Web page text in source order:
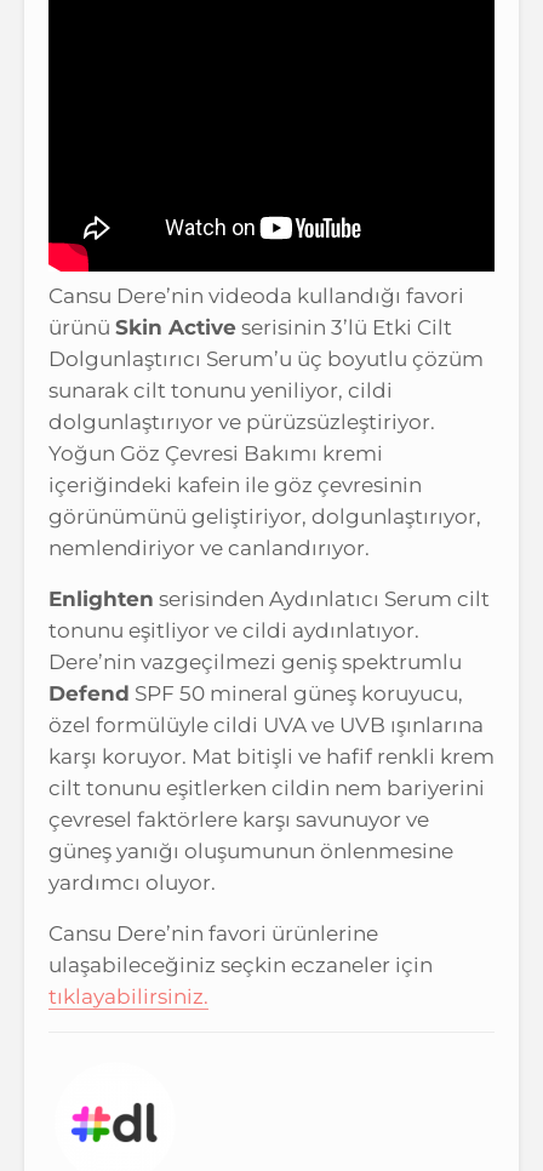
Cansu Dere’nin videoda kullandığı favori
ürünü Skin Active serisinin 3’lü Etki Cilt
Dolgunlaştırıcı Serum’u üç boyutlu çözüm
sunarak cilt tonunu yeniliyor, cildi
dolgunlaştırıyor ve pürüzsüzleştiriyor.
Yoğun Göz Çevresi Bakımı kremi
içeriğindeki kafein ile göz çevresinin
görünümünü geliştiriyor, dolgunlaştırıyor,
nemlendiriyor ve canlandırıyor.
Enlighten serisinden Aydınlatıcı Serum cilt
tonunu eşitliyor ve cildi aydınlatıyor.
Dere’nin vazgeçilmezi geniş spektrumlu
Defend SPF 50 mineral güneş koruyucu,
özel formülüyle cildi UVA ve UVB ışınlarına
karşı koruyor. Mat bitişli ve hafif renkli krem
cilt tonunu eşitlerken cildin nem bariyerini
çevresel faktörlere karşı savunuyor ve
güneş yanığı oluşumunun önlenmesine
yardımcı oluyor.
Cansu Dere’nin favori ürünlerine
ulaşabileceğiniz seçkin eczaneler için
tıklayabilirsiniz.